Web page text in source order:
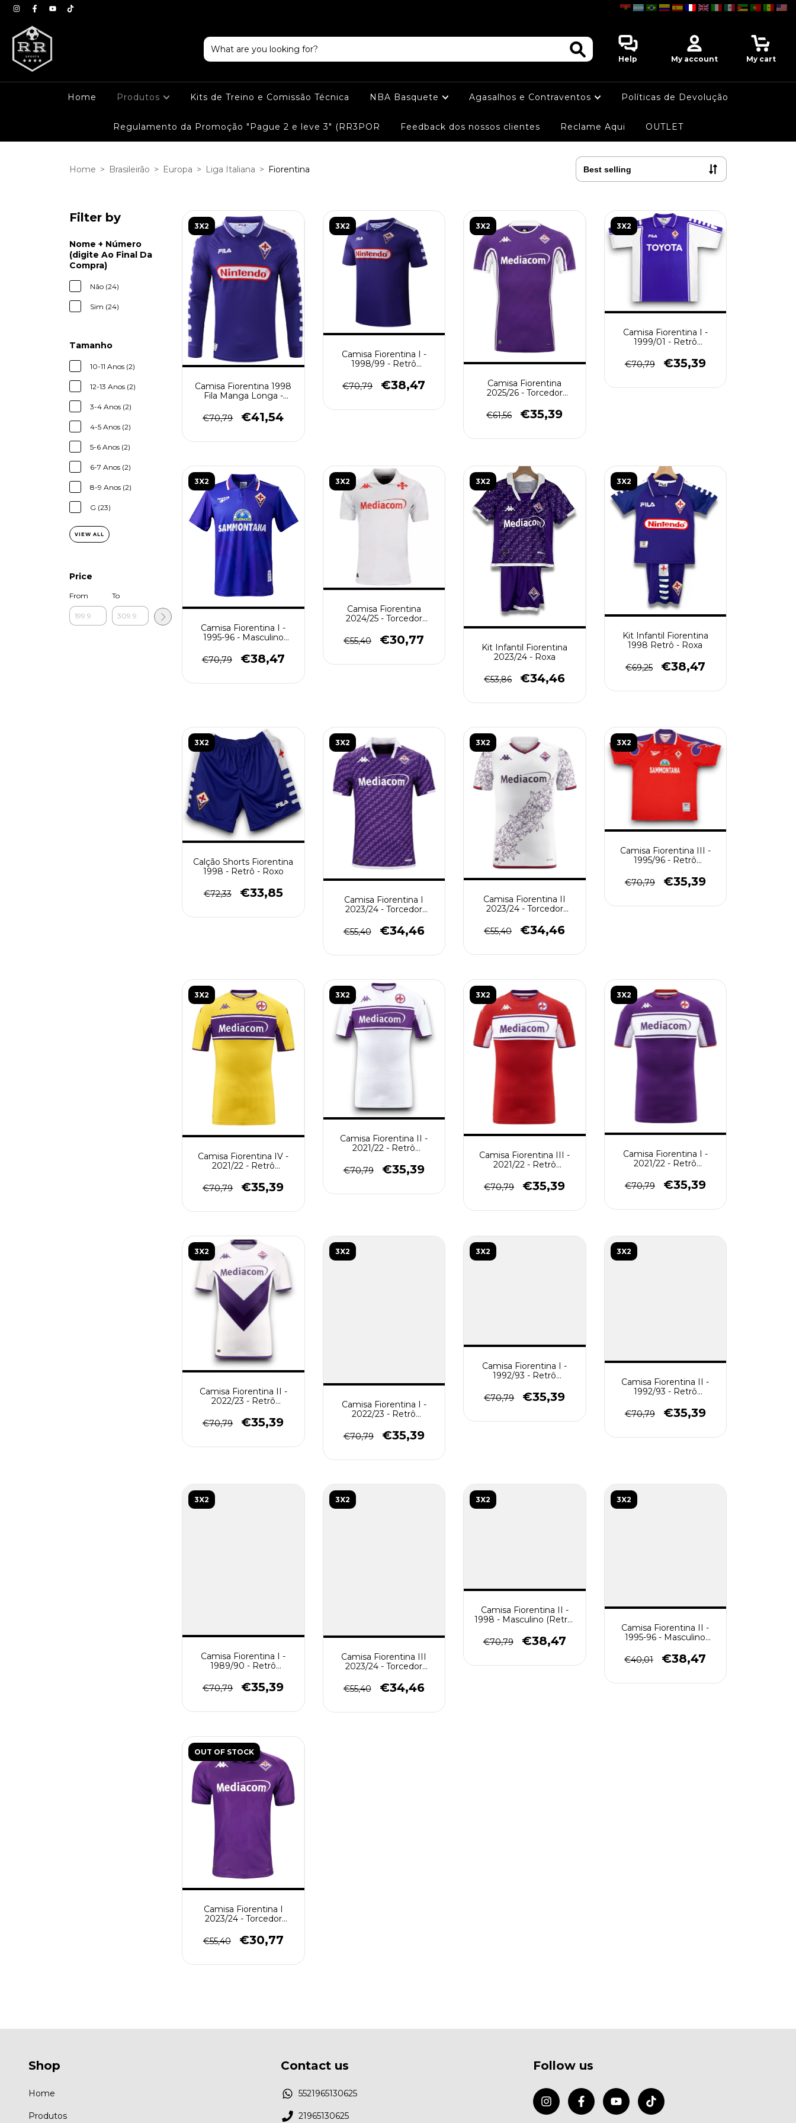
Help My account My cart
Home Produtos Kits de Treino e Comissão Técnica NBA Basquete Agasalhos e Contraventos Políticas de Devolução
Regulamento da Promoção "Pague 2 e leve 3" (RR3POR Feedback dos nossos clientes Reclame Aqui OUTLET
Home > Brasileirão > Europa > Liga Italiana > Fiorentina
Filter by
Nome + Número
(digite Ao Final Da
Compra)
Não (24)
Sim (24)
Tamanho
10-11 Anos (2)
12-13 Anos (2)
3-4 Anos (2)
4-5 Anos (2)
5-6 Anos (2)
6-7 Anos (2)
8-9 Anos (2)
G (23)
VIEW ALL
Price
From To
3X2
Camisa Fiorentina 1998
Fila Manga Longa -
€70,79
€41,54
3X2
Camisa Fiorentina I -
1998/99 - Retrô
€70,79
€38,47
3X2
Camisa Fiorentina
2025/26 - Torcedor
€61,56
€35,39
3X2
Camisa Fiorentina I -
1999/01 - Retrô
€70,79
€35,39
3X2
Camisa Fiorentina I -
1995-96 - Masculino
€70,79
€38,47
3X2
Camisa Fiorentina
2024/25 - Torcedor
€55,40
€30,77
3X2
Kit Infantil Fiorentina
2023/24 - Roxa
€53,86 €34,46
3X2
Kit Infantil Fiorentina
1998 Retrô - Roxa
€69,25 €38,47
3X2
Calção Shorts Fiorentina
1998 - Retrô - Roxo
€72,33 €33,85
3X2
Camisa Fiorentina I
2023/24 - Torcedor
€55,40
€34,46
3X2
Camisa Fiorentina II
2023/24 - Torcedor
€55,40
€34,46
3X2
Camisa Fiorentina III -
1995/96 - Retrô
€70,79
€35,39
3X2
Camisa Fiorentina IV -
2021/22 - Retrô
€70,79
€35,39
3X2
Camisa Fiorentina II -
2021/22 - Retrô
€70,79
€35,39
3X2
Camisa Fiorentina III -
2021/22 - Retrô
€70,79
€35,39
3X2
Camisa Fiorentina I -
2021/22 - Retrô
€70,79
€35,39
3X2
Camisa Fiorentina II -
2022/23 - Retrô
€70,79
€35,39
3X2
Camisa Fiorentina I -
2022/23 - Retrô
€70,79
€35,39
3X2
Camisa Fiorentina I -
1992/93 - Retrô
€70,79
€35,39
3X2
Camisa Fiorentina II -
1992/93 - Retrô
€70,79
€35,39
3X2
Camisa Fiorentina I -
1989/90 - Retrô
€70,79
€35,39
3X2
Camisa Fiorentina III
2023/24 - Torcedor
€55,40
€34,46
3X2
Camisa Fiorentina II -
1998 - Masculino (Retro)
€70,79
€38,47
3X2
Camisa Fiorentina II -
1995-96 - Masculino
€40,01
€38,47
OUT OF STOCK
Camisa Fiorentina I
2023/24 - Torcedor
(cópia)
€55,40 €30,77
Shop
Home
Produtos
Contact us
5521965130625
21965130625
Follow us